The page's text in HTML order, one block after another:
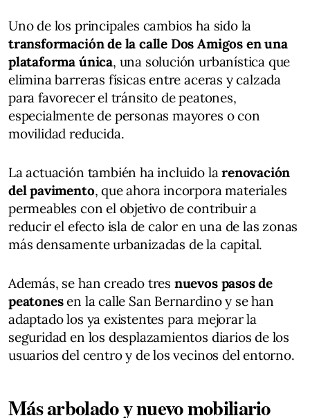
Uno de los principales cambios ha sido la
transformación de la calle Dos Amigos en una
plataforma única, una solución urbanística que
elimina barreras físicas entre aceras y calzada
para favorecer el tránsito de peatones,
especialmente de personas mayores o con
movilidad reducida.
La actuación también ha incluido larenovación
del pavimento, que ahora incorpora materiales
permeables con el objetivo de contribuir a
reducir el efecto isla de calor en una de las zonas
más densamente urbanizadas de la capital.
Además, se han creado tres nuevos pasos de
peatonesen la calle San Bernardino y se han
adaptado los ya existentes para mejorar la
seguridad en los desplazamientos diarios de los
usuarios del centro y de los vecinos del entorno.
Más arbolado y nuevo mobiliario